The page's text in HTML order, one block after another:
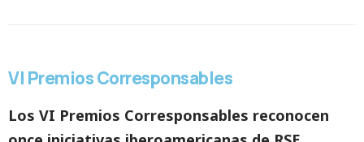
VI Premios Corresponsables
Los VI Premios Corresponsables reconocen